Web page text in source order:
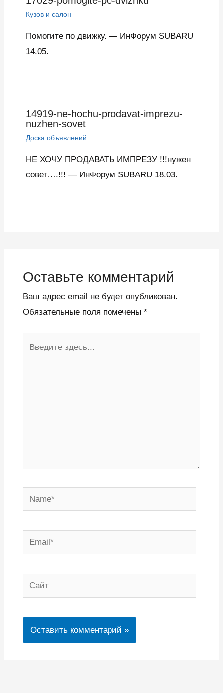
Кузов и салон
Помогите по движку. — ИнФорум SUBARU
14.05.
14919-ne-hochu-prodavat-imprezu-
nuzhen-sovet
Доска объявлений
НЕ ХОЧУ ПРОДАВАТЬ ИМПРЕЗУ !!!нужен
совет….!!! — ИнФорум SUBARU 18.03.
Оставьте комментарий
Ваш адрес email не будет опубликован.
Обязательные поля помечены *
Name*
Email*
Сайт